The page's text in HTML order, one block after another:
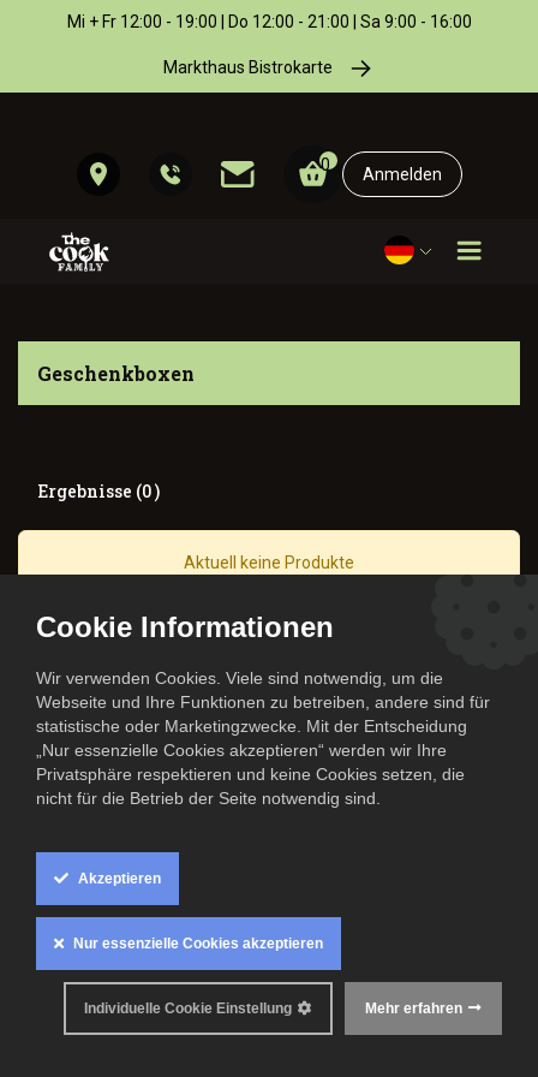
Mi + Fr 12:00 - 19:00 | Do 12:00 - 21:00 | Sa 9:00 - 16:00
Markthaus Bistrokarte
0 Anmelden
Geschenkboxen
Ergebnisse (0 )
Aktuell keine Produkte
Alle Rechte Vorbehalten
Cookie Informationen
Wir verwenden Cookies. Viele sind notwendig, um die
Webseite und Ihre Funktionen zu betreiben, andere sind für
statistische oder Marketingzwecke. Mit der Entscheidung
„Nur essenzielle Cookies akzeptieren“ werden wir Ihre
Privatsphäre respektieren und keine Cookies setzen, die
nicht für die Betrieb der Seite notwendig sind.
Akzeptieren
Nur essenzielle Cookies akzeptieren
Mehr erfahren
Individuelle Cookie Einstellung